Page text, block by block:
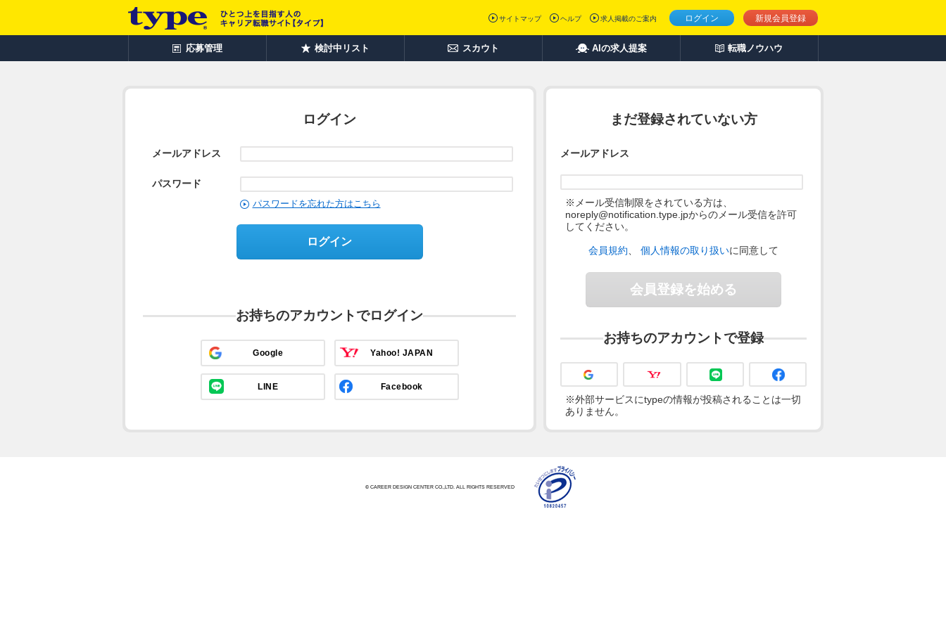
ログイン 新規会員登録
サイトマップ ヘルプ 求人掲載のご案内
応募管理 検討中リスト スカウト AIの求人提案 転職ノウハウ
ログイン
メールアドレス
パスワード
パスワードを忘れた方はこちら
ログイン
お持ちのアカウントでログイン
Google Yahoo! JAPAN
LINE Facebook
まだ登録されていない方
メールアドレス
※メール受信制限をされている方は、
noreply@notification.type.jpからのメール受信を許可
してください。
会員規約 個人情報の取り扱いに同意して
会員登録を始める
お持ちのアカウントで登録
※外部サービスにtypeの情報が投稿されることは一切
ありません。
© CAREER DESIGN CENTER CO.,LTD. ALL RIGHTS RESERVED